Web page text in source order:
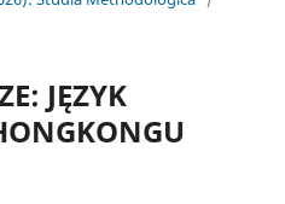
JĘZYK